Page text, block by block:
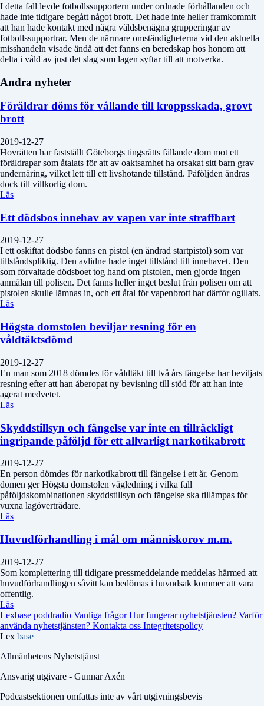
I detta fall levde fotbollssupportern under ordnade förhållanden och
hade inte tidigare begått något brott. Det hade inte heller framkommit
att han hade kontakt med några våldsbenägna grupperingar av
fotbollssupportrar. Men de närmare omständigheterna vid den aktuella
misshandeln visade ändå att det fanns en beredskap hos honom att
delta i våld av just det slag som lagen syftar till att motverka.
Andra nyheter
Föräldrar döms för vållande till kroppsskada, grovt
brott
2019-12-27
Hovrätten har fastställt Göteborgs tingsrätts fällande dom mot ett
föräldrapar som åtalats för att av oaktsamhet ha orsakat sitt barn grav
undernäring, vilket lett till ett livshotande tillstånd. Påföljden ändras
dock till villkorlig dom.
Läs
Ett dödsbos innehav av vapen var inte straffbart
2019-12-27
I ett oskiftat dödsbo fanns en pistol (en ändrad startpistol) som var
tillståndspliktig. Den avlidne hade inget tillstånd till innehavet. Den
som förvaltade dödsboet tog hand om pistolen, men gjorde ingen
anmälan till polisen. Det fanns heller inget beslut från polisen om att
pistolen skulle lämnas in, och ett åtal för vapenbrott har därför ogillats.
Läs
Högsta domstolen beviljar resning för en
våldtäktsdömd
2019-12-27
En man som 2018 dömdes för våldtäkt till två års fängelse har beviljats
resning efter att han åberopat ny bevisning till stöd för att han inte
agerat medvetet.
Läs
Skyddstillsyn och fängelse var inte en tillräckligt
ingripande påföljd för ett allvarligt narkotikabrott
2019-12-27
En person dömdes för narkotikabrott till fängelse i ett år. Genom
domen ger Högsta domstolen vägledning i vilka fall
påföljdskombinationen skyddstillsyn och fängelse ska tillämpas för
vuxna lagöverträdare.
Läs
Huvudförhandling i mål om människorov m.m.
2019-12-27
Som komplettering till tidigare pressmeddelande meddelas härmed att
huvudförhandlingen såvitt kan bedömas i huvudsak kommer att vara
offentlig.
Läs
Lexbase poddradio Vanliga frågorHur fungerar nyhetstjänsten? Varför
använda nyhetstjänsten? Kontakta oss Integritetspolicy
Lex base
Allmänhetens Nyhetstjänst
Ansvarig utgivare - Gunnar Axén
Podcastsektionen omfattas inte av vårt utgivningsbevis